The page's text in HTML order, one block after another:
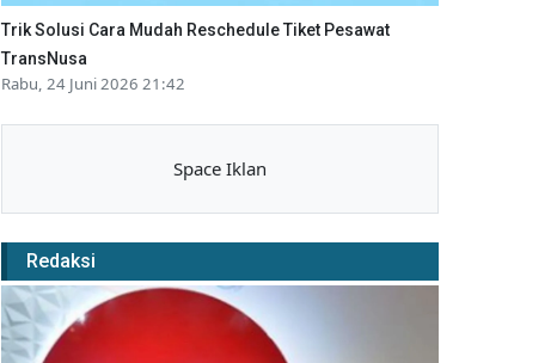
Trik Solusi Cara Mudah Reschedule Tiket Pesawat
TransNusa
Rabu, 24 Juni 2026 21:42
Space Iklan
Redaksi